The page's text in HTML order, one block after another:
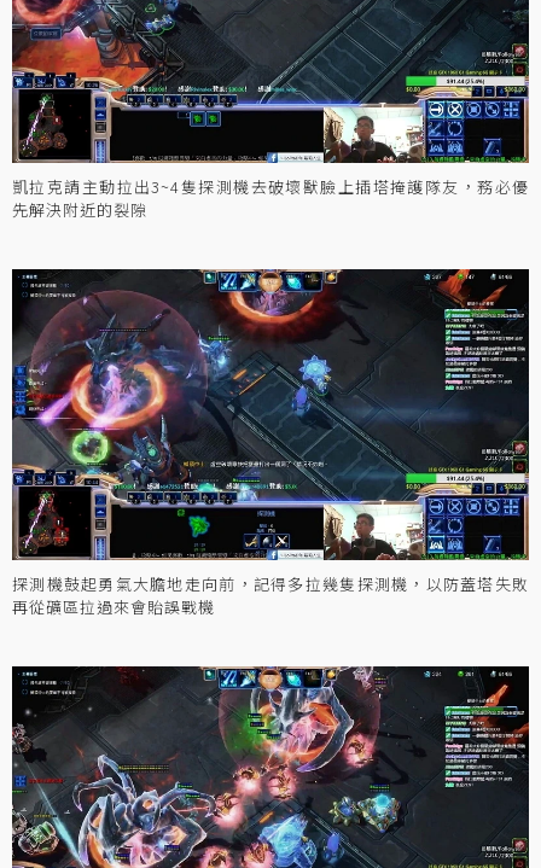
凱拉克請主動拉出3~4隻探測機去破壞獸臉上插塔掩護隊友，務必優
先解決附近的裂隙
探測機鼓起勇氣大膽地走向前，記得多拉幾隻探測機，以防蓋塔失敗
再從礦區拉過來會貽誤戰機